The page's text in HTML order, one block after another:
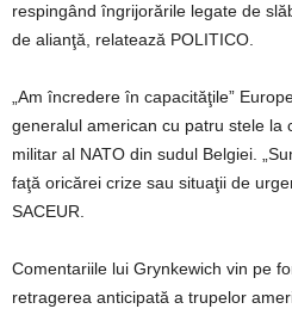
respingând îngrijorările legate de
de alianţă, relatează POLITICO.
„Am încredere în capacităţile”
generalul american cu patru stele la
militar al NATO din sudul Belgiei.
faţă oricărei crize sau situaţii de
SACEUR.
Comentariile lui Grynkewich vin pe
retragerea anticipată a trupelor